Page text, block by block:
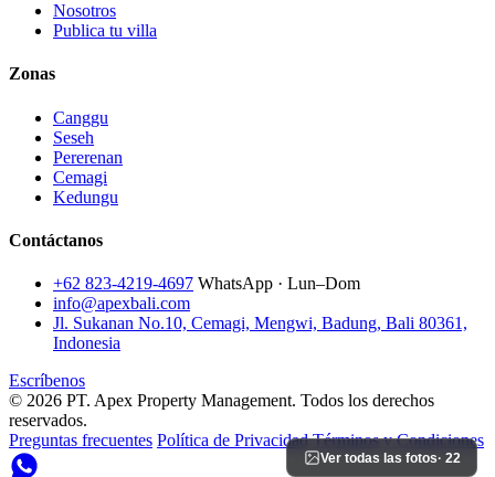
Ver todas las fotos· 22
Nosotros
Publica tu villa
Zonas
Canggu
Seseh
Pererenan
Cemagi
Kedungu
Contáctanos
+62 823-4219-4697 WhatsApp · Lun–Dom
info@apexbali.com
Jl. Sukanan No.10, Cemagi, Mengwi, Badung, Bali 80361,
Indonesia
Escríbenos
© 2026 PT. Apex Property Management. Todos los derechos
reservados.
Preguntas frecuentes Política de Privacidad Términos y Condiciones